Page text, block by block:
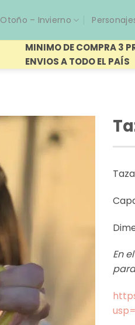
Otoño – Invierno
MINIMO DE COMPRA 3
ENVIOS A TODO EL PAÍS
En